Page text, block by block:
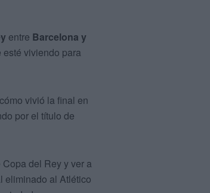
entre Barcelona y
viviendo para
vivió la final en
por el título de
del Rey y ver a
eliminado al Atlético